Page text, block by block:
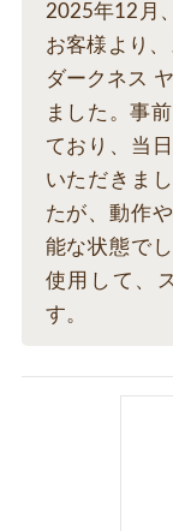
2025年12月
お客様より
ダークネス
ました。事
ており、当
いただきま
たが、動作
能な状態で
使用して、
す。